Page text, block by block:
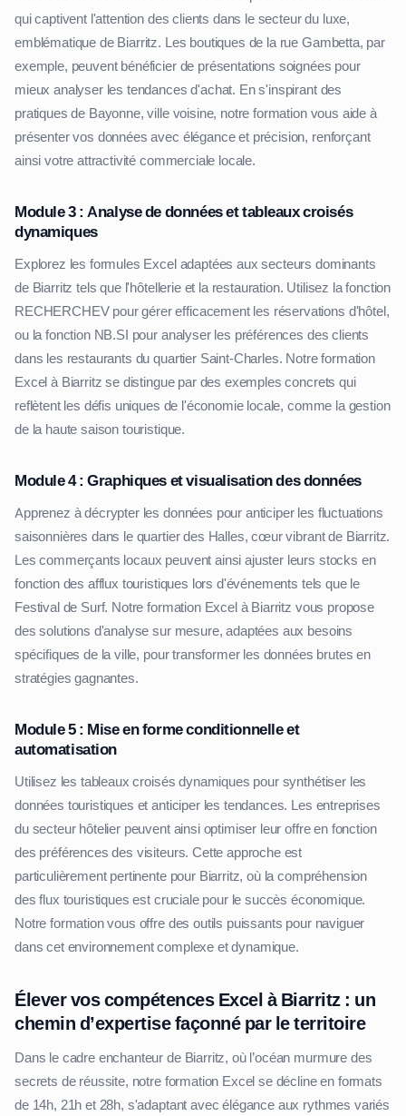
qui captivent l'attention des clients dans le secteur du luxe,
emblématique de Biarritz. Les boutiques de la rue Gambetta, par
exemple, peuvent bénéficier de présentations soignées pour
mieux analyser les tendances d'achat. En s'inspirant des
pratiques de Bayonne, ville voisine, notre formation vous aide à
présenter vos données avec élégance et précision, renforçant
ainsi votre attractivité commerciale locale.
Module 3 : Analyse de données et tableaux croisés
dynamiques
Explorez les formules Excel adaptées aux secteurs dominants
de Biarritz tels que l'hôtellerie et la restauration. Utilisez la fonction
RECHERCHEV pour gérer efficacement les réservations d'hôtel,
ou la fonction NB.SI pour analyser les préférences des clients
dans les restaurants du quartier Saint-Charles. Notre formation
Excel à Biarritz se distingue par des exemples concrets qui
reflètent les défis uniques de l'économie locale, comme la gestion
de la haute saison touristique.
Module 4 : Graphiques et visualisation des données
Apprenez à décrypter les données pour anticiper les fluctuations
saisonnières dans le quartier des Halles, cœur vibrant de Biarritz.
Les commerçants locaux peuvent ainsi ajuster leurs stocks en
fonction des afflux touristiques lors d'événements tels que le
Festival de Surf. Notre formation Excel à Biarritz vous propose
des solutions d'analyse sur mesure, adaptées aux besoins
spécifiques de la ville, pour transformer les données brutes en
stratégies gagnantes.
Module 5 : Mise en forme conditionnelle et
automatisation
Utilisez les tableaux croisés dynamiques pour synthétiser les
données touristiques et anticiper les tendances. Les entreprises
du secteur hôtelier peuvent ainsi optimiser leur offre en fonction
des préférences des visiteurs. Cette approche est
particulièrement pertinente pour Biarritz, où la compréhension
des flux touristiques est cruciale pour le succès économique.
Notre formation vous offre des outils puissants pour naviguer
dans cet environnement complexe et dynamique.
Élever vos compétences Excel à Biarritz : un
chemin d’expertise façonné par le territoire
Dans le cadre enchanteur de Biarritz, où l’océan murmure des
secrets de réussite, notre formation Excel se décline en formats
de 14h, 21h et 28h, s'adaptant avec élégance aux rythmes variés